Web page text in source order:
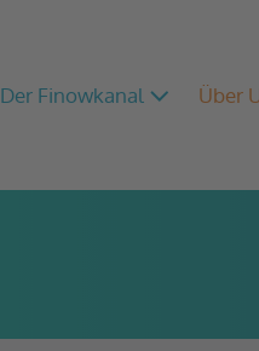
Der Finowkanal Über